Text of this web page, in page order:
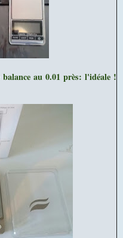
au 0.01 près: l'idéale !